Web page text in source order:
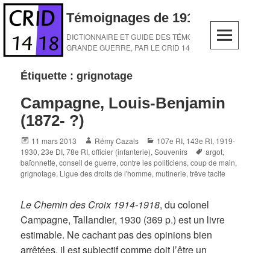
Skip
content
Témoignages de 1914-1918
DICTIONNAIRE ET GUIDE DES TÉMOINS DE LA
GRANDE GUERRE, PAR LE CRID 14-18
Étiquette :grignotage
Campagne, Louis-Benjamin
(1872- ?)
Posted
on
11 mars 2013 Author
Rémy Cazals Categories
107e RI, 143e RI, 1919-
1930,23e DI,78e RI,officier (infanterie),Souvenirs Tags
argot,
baïonnette,conseil de guerre,contre les politiciens,coup de main,
grignotage, Ligue des droits de l'homme,mutinerie,trêve tacite
Le Chemin des Croix 1914-1918, du colonel
Campagne, Tallandier, 1930 (369 p.) est un livre
estimable. Ne cachant pas des opinions bien
arrêtées, il est subjectif comme doit l’être un